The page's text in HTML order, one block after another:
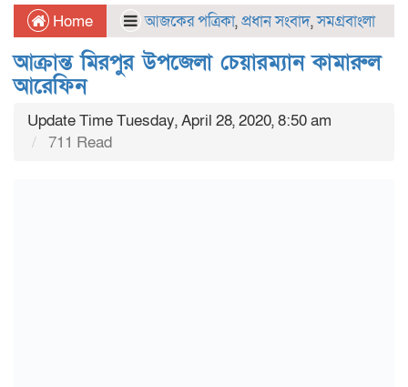
Home আজকের পত্রিকা,প্রধান সংবাদ,সমগ্রবাংলা
আক্রান্ত মিরপুর উপজেলা চেয়ারম্যান কামারুল
আরেফিন
Update Time Tuesday, April 28, 2020, 8:50 am
711 Read